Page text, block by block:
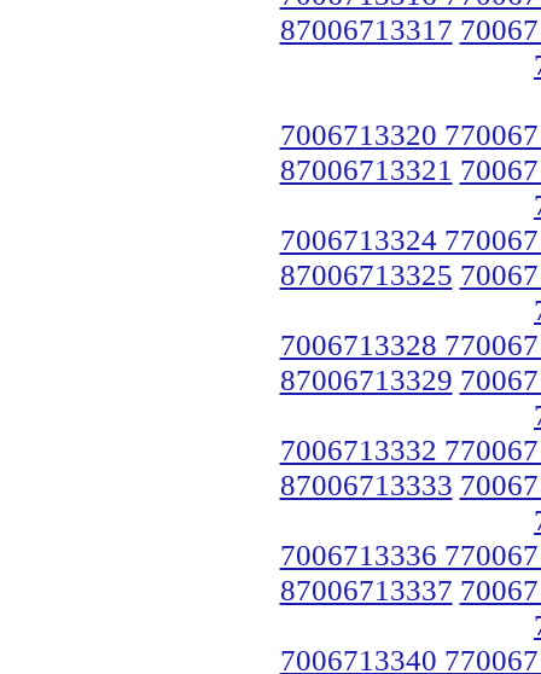
87006713317
7006713320
87006713321
7006713324
87006713325
7006713328
87006713329
7006713332
87006713333
7006713336
87006713337
7006713340